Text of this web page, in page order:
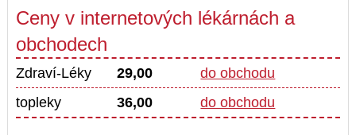
Ceny v internetových lékárnách a
obchodech
Zdraví-Léky 29,00
do obchodu
topleky
36,00 do obchodu